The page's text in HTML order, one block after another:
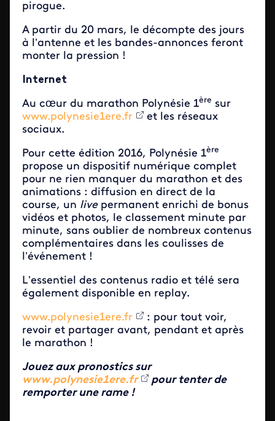
pirogue.
A partir du 20 mars, le décompte des jours
à l’antenne et les bandes-annonces feront
monter la pression !
Internet
Au cœur du marathon Polynésie 1ère sur
www.polynesie1ere.fr
et les réseaux
sociaux.
Pour cette édition 2016, Polynésie 1ère
propose un dispositif numérique complet
pour ne rien manquer du marathon et des
animations : diffusion en direct de la
course, un livepermanent enrichi de bonus
vidéos et photos, le classement minute par
minute, sans oublier de nombreux contenus
complémentaires dans les coulisses de
l’événement !
L’essentiel des contenus radio et télé sera
également disponible en replay.
www.polynesie1ere.fr
: pour tout voir,
revoir et partager avant, pendant et après
le marathon !
Jouez aux pronostics sur
www.polynesie1ere.fr
pour tenter de
remporter une rame !